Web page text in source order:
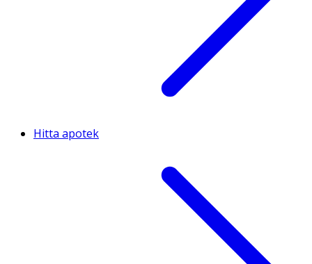
Hitta apotek